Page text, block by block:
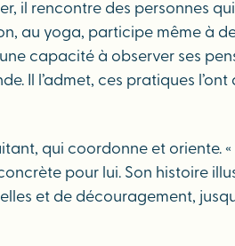
il rencontre des personnes
au yoga, participe même à
capacité à observer ses
Il l’admet, ces pratiques
qui coordonne et oriente. «
pour lui. Son histoire
et de découragement,